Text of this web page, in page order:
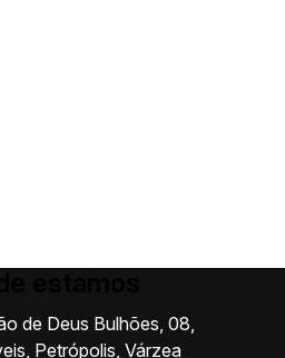
de Deus Bulhões 08
Petrópolis Várzea